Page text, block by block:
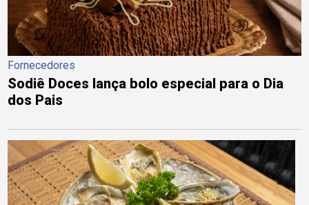
Fornecedores
Sodiê Doces lança bolo especial para o Dia
dos Pais